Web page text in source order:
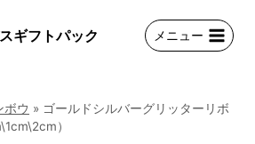
ギフトパック メニュー
ボウ » ゴールドシルバーグリッターリボ
）